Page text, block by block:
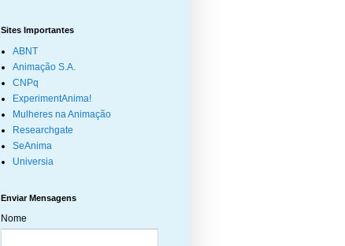
Sites Importantes
ABNT
Animação S.A.
CNPq
ExperimentAnima!
Mulheres na Animação
Researchgate
SeAnima
Universia
Enviar Mensagens
Nome